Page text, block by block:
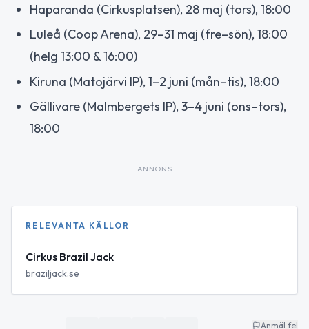
Haparanda (Cirkusplatsen), 28 maj (tors), 18:00
Luleå (Coop Arena), 29–31 maj (fre–sön), 18:00
(helg 13:00 & 16:00)
Kiruna (Matojärvi IP), 1–2 juni (mån–tis), 18:00
Gällivare (Malmbergets IP), 3–4 juni (ons–tors),
18:00
ANNONS
RELEVANTA KÄLLOR
Cirkus Brazil Jack
braziljack.se
Anmäl fel